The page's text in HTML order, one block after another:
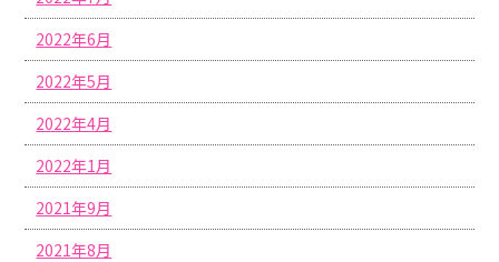
2022年6月
2022年5月
2022年4月
2022年1月
2021年9月
2021年8月